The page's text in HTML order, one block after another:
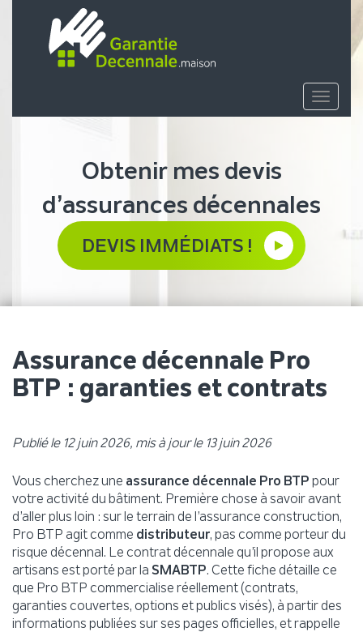
Toggle
Obtenir mes devis
d’assurances décennales
DEVIS IMMÉDIATS !
Assurance décennale Pro
BTP : garanties et contrats
Publié le 12 juin 2026, mis à jour le 13 juin 2026
Vous cherchez une assurance décennale Pro BTP pour
votre activité du bâtiment. Première chose à savoir avant
d’aller plus loin : sur le terrain de l’assurance construction,
Pro BTP agit comme distributeur, pas comme porteur du
risque décennal. Le contrat décennale qu’il propose aux
artisans est porté par la SMABTP. Cette fiche détaille ce
que Pro BTP commercialise réellement (contrats,
garanties couvertes, options et publics visés), à partir des
informations publiées sur ses pages officielles, et rappelle